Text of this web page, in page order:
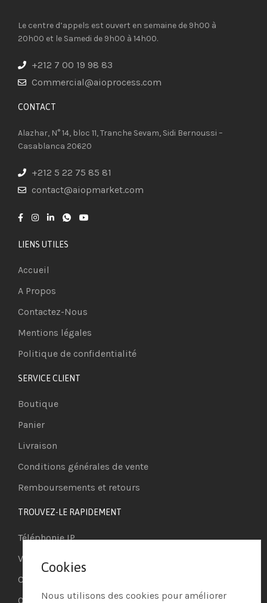
Le centre d’appels est ouvert en semaine de 9h00 à
20h00 et le Samedi de 9h00 à 14h00.
+212 7 00 19 98 83
Commercial@aioprocess.com
CONTACT​
Alazhar, N° 14, bloc 11, Tranche Sevam, Sidi Bernoussi –
Casablanca 20620
+212 5 22 75 85 81
contact@aiopmarket.com
LIENS UTILES
Accueil
A Propos
Contactez-Nous
Mentions légales
Politique de confidentialité
SERVICE CLIENT
Boutique
Panier
Livraison
Conditions générales de vente
Remboursements et retours
TROUVEZ-LE RAPIDEMENT
Téléphonie IP
Visioconférence
Casques
Ordinateurs
Cookies
Nous utilisons des cookies pour améliorer